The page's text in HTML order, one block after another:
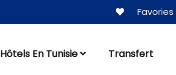
Favories
Hôtels En Tunisie Transfert